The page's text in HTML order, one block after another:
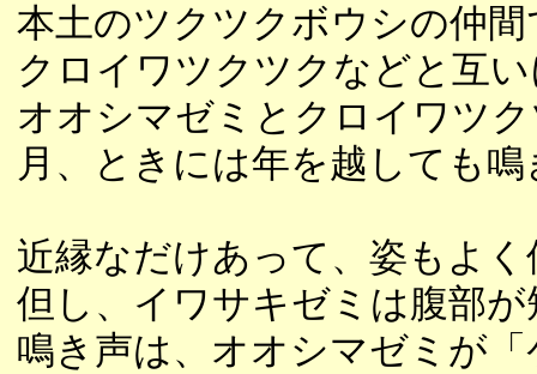
本土のツクツクボウシの仲
クロイワツクツクなどと互
オオシマゼミとクロイワツ
月、ときには年を越しても
近縁なだけあって、姿もよ
但し、イワサキゼミは腹部
鳴き声は、オオシマゼミが